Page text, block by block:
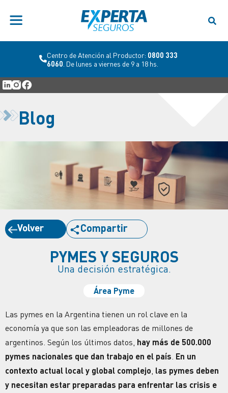
Centro de Atención al Productor: 0800 333
6060 . De lunes a viernes de 9 a 18 hs.
Blog
Volver Compartir
PYMES Y SEGUROS
Una decisión estratégica.
Área Pyme
Las pymes en la Argentina tienen un rol clave en la
economía ya que son las empleadoras de millones de
argentinos. Según los últimos datos, hay más de 500.000
pymes nacionales que dan trabajo en el país En un
contexto actual local y global complejo las pymes deben
y necesitan estar preparadas para enfrentar las crisis e